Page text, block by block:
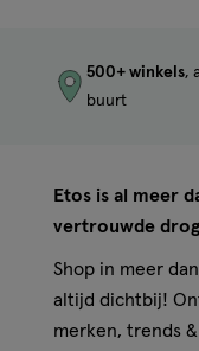
500+ winkels,
buurt
Etos is al meer
vertrouwde
Shop in meer
altijd dichtbij!
merken, trends